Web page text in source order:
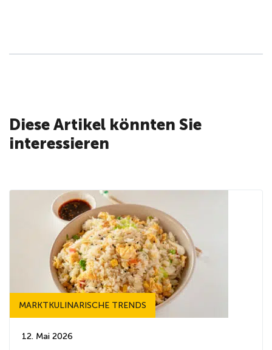
Diese Artikel könnten Sie
interessieren
MARKTKULINARISCHE TRENDS
12. Mai 2026